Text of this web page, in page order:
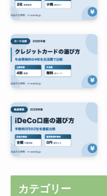
カテゴリー